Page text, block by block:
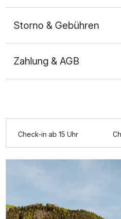
Storno & Gebühren
Zahlung & AGB
Check-in ab 15 Uhr